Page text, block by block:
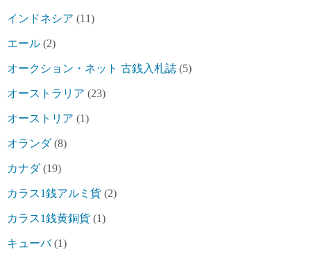
インドネシア (11)
エール (2)
オークション・ネット 古銭入札誌 (5)
オーストラリア (23)
オーストリア (1)
オランダ(8)
カナダ(19)
カラス1銭アルミ貨 (2)
カラス1銭黄銅貨 (1)
キューバ(1)